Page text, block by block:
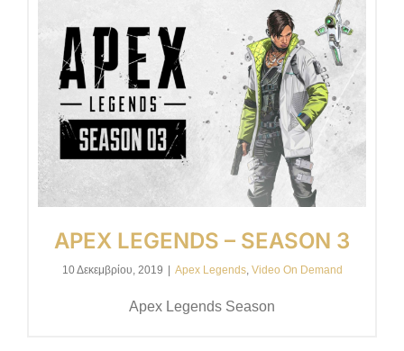
APEX LEGENDS – SEASON 3
10 Δεκεμβρίου, 2019 | Apex Legends, Video On Demand
Apex Legends Season